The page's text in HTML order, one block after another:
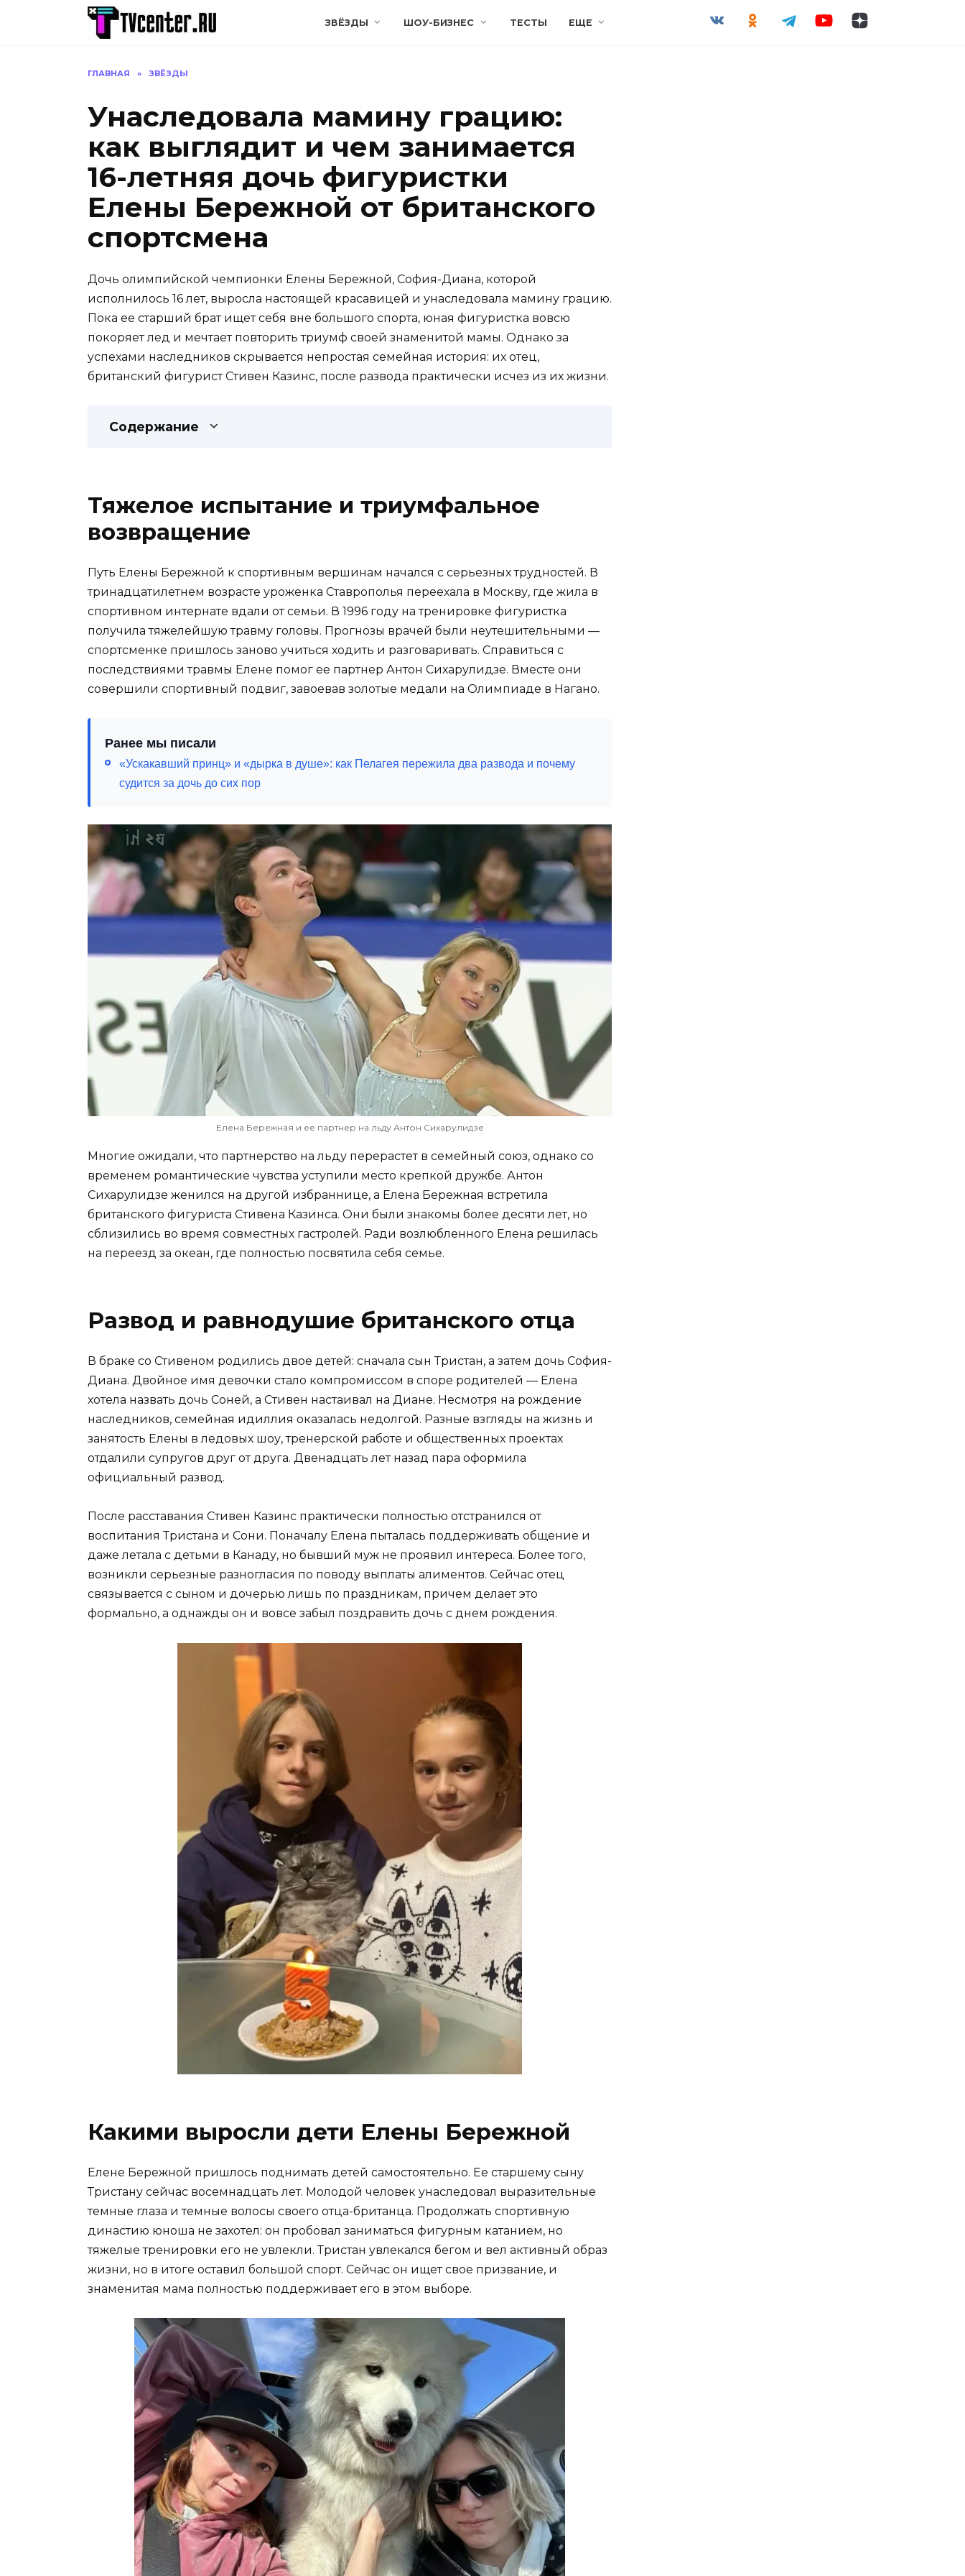
ЗВЁЗДЫ ШОУ-БИЗНЕС ТЕСТЫ ЕЩЕ
ГЛАВНАЯ » ЗВЁЗДЫ
Унаследовала мамину грацию:
как выглядит и чем занимается
16-летняя дочь фигуристки
Елены Бережной от британского
спортсмена
Дочь олимпийской чемпионки Елены Бережной, София-Диана, которой
исполнилось 16 лет, выросла настоящей красавицей и унаследовала мамину грацию.
Пока ее старший брат ищет себя вне большого спорта, юная фигуристка вовсю
покоряет лед и мечтает повторить триумф своей знаменитой мамы. Однако за
успехами наследников скрывается непростая семейная история: их отец,
британский фигурист Стивен Казинс, после развода практически исчез из их жизни.
Содержание
Тяжелое испытание и триумфальное
возвращение
Путь Елены Бережной к спортивным вершинам начался с серьезных трудностей. В
тринадцатилетнем возрасте уроженка Ставрополья переехала в Москву, где жила в
спортивном интернате вдали от семьи. В 1996 году на тренировке фигуристка
получила тяжелейшую травму головы. Прогнозы врачей были неутешительными —
спортсменке пришлось заново учиться ходить и разговаривать. Справиться с
последствиями травмы Елене помог ее партнер Антон Сихарулидзе. Вместе они
совершили спортивный подвиг, завоевав золотые медали на Олимпиаде в Нагано.
Ранее мы писали
«Ускакавший принц» и «дырка в душе»: как Пелагея пережила два развода и почему
судится за дочь до сих пор
Елена Бережная и ее партнер на льду Антон Сихарулидзе
Многие ожидали, что партнерство на льду перерастет в семейный союз, однако со
временем романтические чувства уступили место крепкой дружбе. Антон
Сихарулидзе женился на другой избраннице, а Елена Бережная встретила
британского фигуриста Стивена Казинса. Они были знакомы более десяти лет, но
сблизились во время совместных гастролей. Ради возлюбленного Елена решилась
на переезд за океан, где полностью посвятила себя семье.
Развод и равнодушие британского отца
В браке со Стивеном родились двое детей: сначала сын Тристан, а затем дочь София-
Диана. Двойное имя девочки стало компромиссом в споре родителей — Елена
хотела назвать дочь Соней, а Стивен настаивал на Диане. Несмотря на рождение
наследников, семейная идиллия оказалась недолгой. Разные взгляды на жизнь и
занятость Елены в ледовых шоу, тренерской работе и общественных проектах
отдалили супругов друг от друга. Двенадцать лет назад пара оформила
официальный развод.
После расставания Стивен Казинс практически полностью отстранился от
воспитания Тристана и Сони. Поначалу Елена пыталась поддерживать общение и
даже летала с детьми в Канаду, но бывший муж не проявил интереса. Более того,
возникли серьезные разногласия по поводу выплаты алиментов. Сейчас отец
связывается с сыном и дочерью лишь по праздникам, причем делает это
формально, а однажды он и вовсе забыл поздравить дочь с днем рождения.
Какими выросли дети Елены Бережной
Елене Бережной пришлось поднимать детей самостоятельно. Ее старшему сыну
Тристану сейчас восемнадцать лет. Молодой человек унаследовал выразительные
темные глаза и темные волосы своего отца-британца. Продолжать спортивную
династию юноша не захотел: он пробовал заниматься фигурным катанием, но
тяжелые тренировки его не увлекли. Тристан увлекался бегом и вел активный образ
жизни, но в итоге оставил большой спорт. Сейчас он ищет свое призвание, и
знаменитая мама полностью поддерживает его в этом выборе.